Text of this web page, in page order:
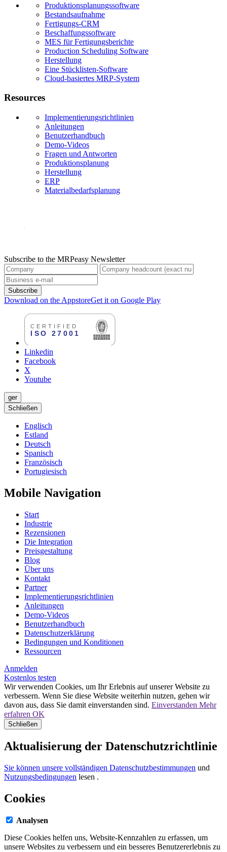
Produktionsplanungssoftware
Bestandsaufnahme
Fertigungs-CRM
Beschaffungssoftware
MES für Fertigungsberichte
Production Scheduling Software
Herstellung
Eine Stücklisten-Software
Cloud-basiertes MRP-System
Resources
Implementierungsrichtlinien
Anleitungen
Benutzerhandbuch
Demo-Videos
Fragen und Antworten
Produktionsplanung
Herstellung
ERP
Materialbedarfsplanung
Subscribe to the MRPeasy Newsletter
Subscribe
Download on the AppstoreGet it on Google Play
Linkedin
Facebook
X
Youtube
ger
Schließen
Englisch
Estland
Deutsch
Spanisch
Französisch
Portugiesisch
Mobile Navigation
Start
Industrie
Rezensionen
Die Integration
Preisgestaltung
Blog
Über uns
Kontakt
Partner
Implementierungsrichtlinien
Anleitungen
Demo-Videos
Benutzerhandbuch
Datenschutzerklärung
Bedingungen und Konditionen
Ressourcen
Anmelden
Kostenlos testen
Wir verwenden Cookies, um Ihr Erlebnis auf unserer Website zu
verbessern. Wenn Sie diese Website weiterhin nutzen, gehen wir
davon aus, dass Sie damit einverstanden sind. Einverstanden Mehr
erfahren OK
Schließen
Aktualisierung der Datenschutzrichtlinie
Sie können unsere vollständigen Datenschutzbestimmungen und
Nutzungsbedingungen lesen .
Cookies
Analysen
Diese Cookies helfen uns, Website-Kennzahlen zu erfassen, um
unsere Websites zu verbessern und ein besseres Benutzererlebnis zu